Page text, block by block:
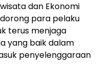
dan Ekonomi
para pelaku
terus menjaga
yang baik dalam
penyelenggaraan